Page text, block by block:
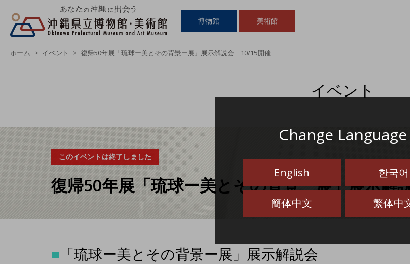
博物館 美術館
Change Language
English 한국어
簡体中文 繁体中
ホーム イベント 復帰50年展「琉球ー美とその背景ー展」展示解説会 10/15開催
イベント
このイベントは終了しました
復帰50年展「琉球ー美とその背景ー展」展示
■ 「琉球ー美とその背景ー展」展示解説会